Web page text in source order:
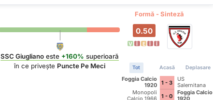
Formă - Sinteză
SSC Giugliano este +160% superioară
în ce privește Puncte Pe Meci
0.50
V Î E Î Î
Tot Acasă Deplasare
Foggia Calcio
1920
1 - 3
US
Salernitana
1919
Monopoli
Calcio 1966
1 - 0
Foggia Calcio
1920